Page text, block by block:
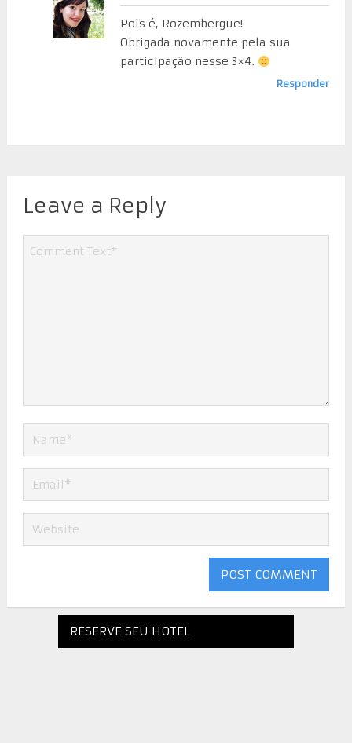
Pois é, Rozembergue!
Obrigada novamente pela sua
participação nesse 3×4.
Responder
Leave a Reply
RESERVE SEU HOTEL